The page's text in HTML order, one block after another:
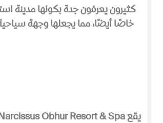
كثيرون يعرفون جدة بكونها مدينة
خاصًا أيضًا، مما يجعلها وجهة